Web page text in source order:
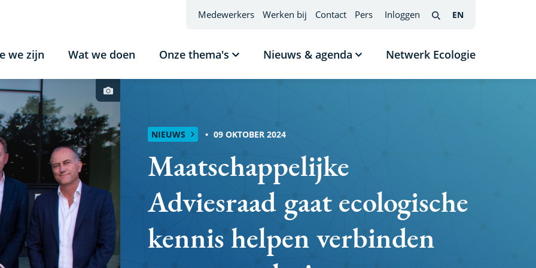
we zijn Wat we doen Onze thema's
Submenu
Nieuws & agenda
Submenu
Netwerk Ecologie
Medewerkers Werken bij Contact Pers Inloggen
Search
EN
Foto
credit
Maatschappelijke
Adviesraad gaat ecologische
kennis helpen verbinden
NIEUWS 09 OKTOBER 2024